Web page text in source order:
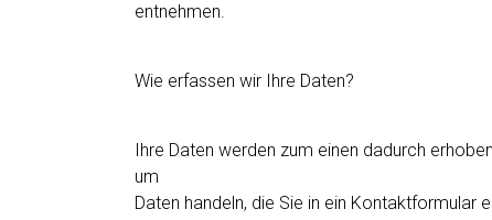
entnehmen.
Wie erfassen wir Ihre Daten?
Ihre Daten werden zum einen dadurch
um
Daten handeln, die Sie in ein Kontaktformular